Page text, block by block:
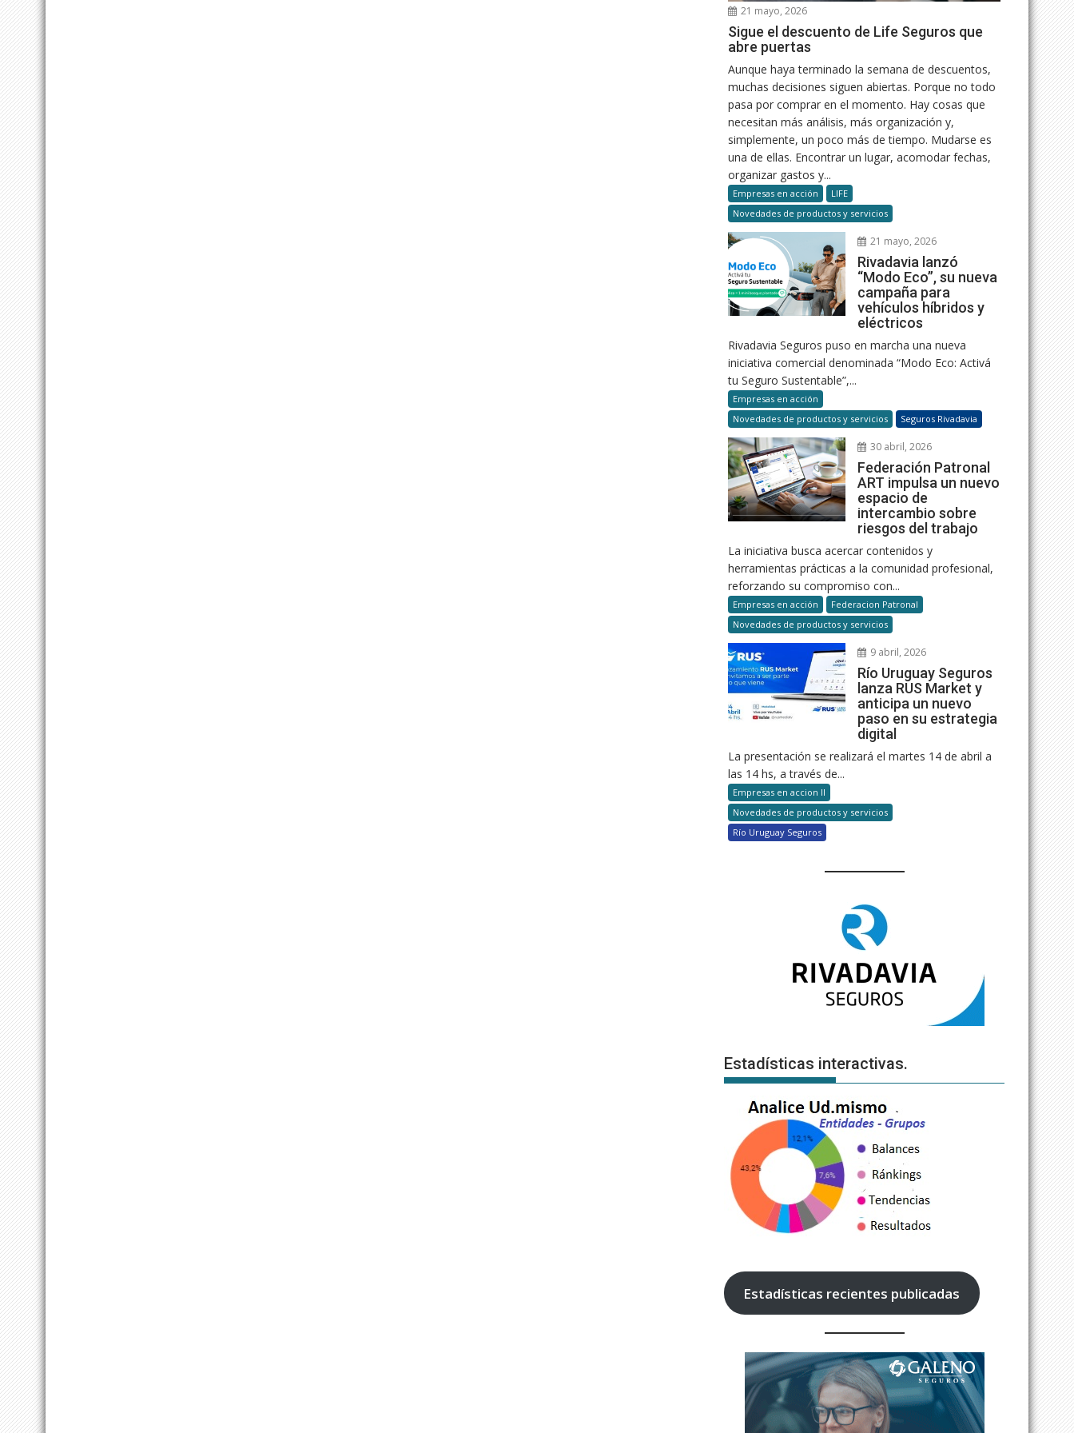
21 mayo, 2026
Sigue el descuento de Life Seguros que
abre puertas
Aunque haya terminado la semana de descuentos,
muchas decisiones siguen abiertas. Porque no todo
pasa por comprar en el momento. Hay cosas que
necesitan más análisis, más organización y,
simplemente, un poco más de tiempo. Mudarse es
una de ellas. Encontrar un lugar, acomodar fechas,
organizar gastos y...
Empresas en acción
LIFE
Novedades de productos y servicios
21 mayo, 2026
Rivadavia lanzó
“Modo Eco”, su nueva
campaña para
vehículos híbridos y
eléctricos
Rivadavia Seguros puso en marcha una nueva
iniciativa comercial denominada “Modo Eco: Activá
tu Seguro Sustentable”,...
Empresas en acción
Novedades de productos y servicios
Seguros Rivadavia
30 abril, 2026
Federación Patronal
ART impulsa un nuevo
espacio de
intercambio sobre
riesgos del trabajo
La iniciativa busca acercar contenidos y
herramientas prácticas a la comunidad profesional,
reforzando su compromiso con...
Empresas en acción
Federacion Patronal
Novedades de productos y servicios
9 abril, 2026
Río Uruguay Seguros
lanza RUS Market y
anticipa un nuevo
paso en su estrategia
digital
La presentación se realizará el martes 14 de abril a
las 14 hs, a través de...
Empresas en accion II
Novedades de productos y servicios
Río Uruguay Seguros
Estadísticas interactivas.
Estadísticas recientes publicadas